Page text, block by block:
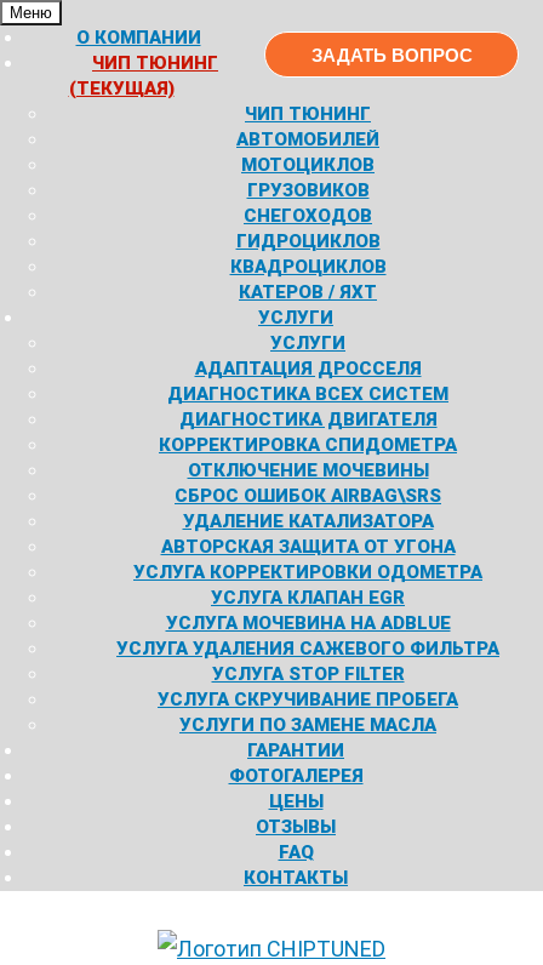
Меню
ЗАДАТЬ ВОПРОС
О КОМПАНИИ
ЧИП ТЮНИНГ
(ТЕКУЩАЯ)
ЧИП ТЮНИНГ
АВТОМОБИЛЕЙ
МОТОЦИКЛОВ
ГРУЗОВИКОВ
СНЕГОХОДОВ
ГИДРОЦИКЛОВ
КВАДРОЦИКЛОВ
КАТЕРОВ / ЯХТ
УСЛУГИ
УСЛУГИ
АДАПТАЦИЯ ДРОССЕЛЯ
ДИАГНОСТИКА ВСЕХ СИСТЕМ
ДИАГНОСТИКА ДВИГАТЕЛЯ
КОРРЕКТИРОВКА СПИДОМЕТРА
ОТКЛЮЧЕНИЕ МОЧЕВИНЫ
СБРОС ОШИБОК AIRBAG\SRS
УДАЛЕНИЕ КАТАЛИЗАТОРА
АВТОРСКАЯ ЗАЩИТА ОТ УГОНА
УСЛУГА КОРРЕКТИРОВКИ ОДОМЕТРА
УСЛУГА КЛАПАН EGR
УСЛУГА МОЧЕВИНА НА ADBLUE
УСЛУГА УДАЛЕНИЯ САЖЕВОГО ФИЛЬТРА
УСЛУГА STOP FILTER
УСЛУГА СКРУЧИВАНИЕ ПРОБЕГА
УСЛУГИ ПО ЗАМЕНЕ МАСЛА
ГАРАНТИИ
ФОТОГАЛЕРЕЯ
ЦЕНЫ
ОТЗЫВЫ
FAQ
КОНТАКТЫ